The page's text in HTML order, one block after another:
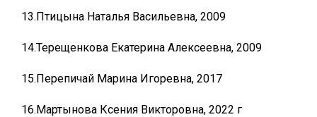
13.Птицына Наталья Васильевна, 2009
14.Терещенкова Екатерина Алексеевна, 2009
15.Перепичай Марина Игоревна, 2017
16.Мартынова Ксения Викторовна, 2022 г